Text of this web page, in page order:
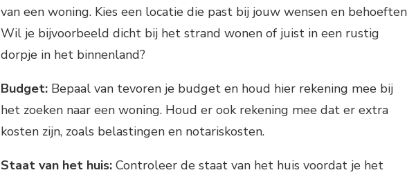
van een woning. Kies een locatie die past bij jouw wensen en
Wil je bijvoorbeeld dicht bij het strand wonen of juist in een rustig
dorpje in het binnenland?
Budget: Bepaal van tevoren je budget en houd hier rekening mee bij
het zoeken naar een woning. Houd er ook rekening mee dat er extra
kosten zijn, zoals belastingen en notariskosten.
Staat van het huis: Controleer de staat van het huis voordat je het